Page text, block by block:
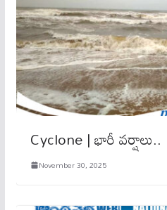
Cyclone | భారీ వర్షాలు..
November 30, 2025